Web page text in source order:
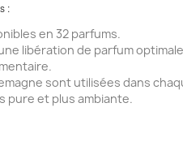
:
en 32 parfums.
libération de parfum
sont utilisées dans
pure et plus ambiante.